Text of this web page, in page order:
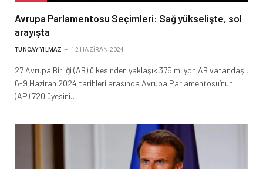
Avrupa Parlamentosu Seçimleri: Sağ yükselişte, sol
arayışta
TUNCAY YILMAZ 12 HAZIRAN 2024
27 Avrupa Birliği (AB) ülkesinden yaklaşık 375 milyon AB vatandaşı,
6-9 Haziran 2024 tarihleri arasında Avrupa Parlamentosu’nun
(AP) 720 üyesini…